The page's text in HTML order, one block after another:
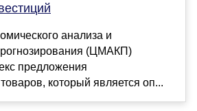
анализа и
(ЦМАКП)
предложения
который является оп...